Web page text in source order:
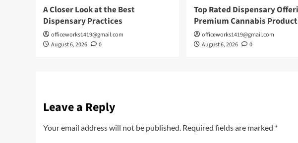
A Closer Look at the Best
Dispensary Practices
officeworks1419@gmail.com
August 6, 2026
0
Top Rated Dispensary
Premium Cannabis
officeworks1419@gmail.com
August 6, 2026
0
Leave a Reply
Your email address will not be published. Required fields are marked *